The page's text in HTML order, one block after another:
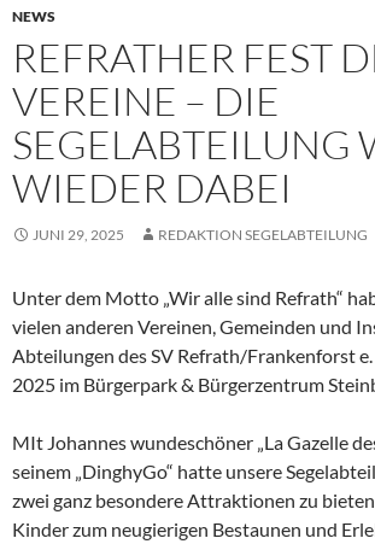
NEWS
REFRATHER FEST
VEREINE – DIE
SEGELABTEILUNG
WIEDER DABEI
JUNI 29, 2025 REDAKTION SEGELABTEILUNG
Unter dem Motto „Wir alle sind Refrath“
vielen anderen Vereinen, Gemeinden und
Abteilungen des SV Refrath/Frankenforst e.
2025 im Bürgerpark & Bürgerzentrum
MIt Johannes wundeschöner „La Gazelle
seinem „DinghyGo“ hatte unsere
zwei ganz besondere Attraktionen zu
Kinder zum neugierigen Bestaunen und